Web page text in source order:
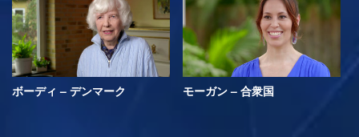
ボーディ – デンマーク モーガン – 合衆国